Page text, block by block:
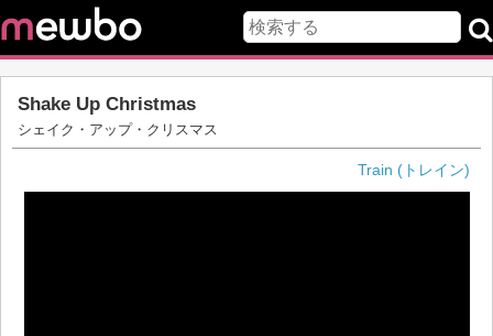
Shake Up Christmas
シェイク・アップ・クリスマス
Train (トレイン)